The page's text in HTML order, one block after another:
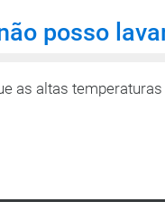
posso
as altas